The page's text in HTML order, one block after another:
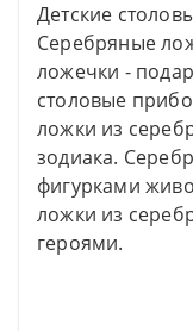
Детские
Серебряные
ложечки -
столовые
ложки из
зодиака.
фигурками
ложки из
героями.